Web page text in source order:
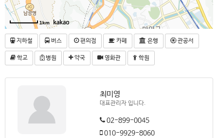
1km
지하철 버스 편의점 카페 은행 관공서
학교 병원 약국 영화관 학원
최미영
대표관리자 입니다.
02-899-0045
010-9929-8060